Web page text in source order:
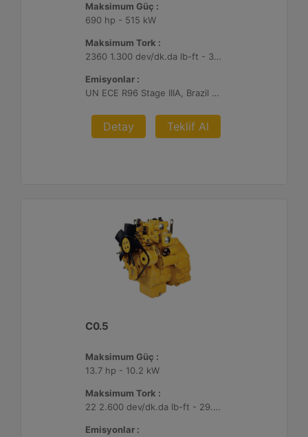
Maksimum Güç :
690 hp - 515 kW
Maksimum Tork :
2360 1.300 dev/dk.da lb-ft - 3200 1.300 dev/dk.da Nm
Emisyonlar :
UN ECE R96 Stage IIIA, Brazil Mar-1, Yönetmelik Bulunmayan Bölge
Detay Teklif Al
C0.5
Maksimum Güç :
13.7 hp - 10.2 kW
Maksimum Tork :
22 2.600 dev/dk.da lb-ft - 29.7 2.600 dev/dk.da Nm
Emisyonlar :